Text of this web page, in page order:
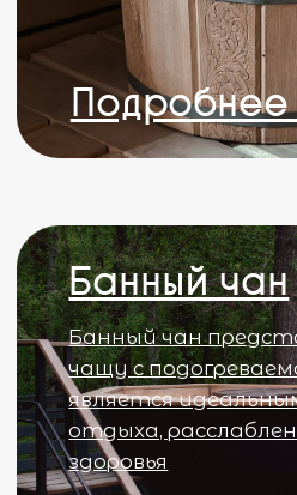
Конные прогулки
Отличная возможность
отвлечься от шума города и
отдыха скидки от 5%